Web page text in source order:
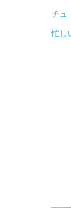
チュ
忙し